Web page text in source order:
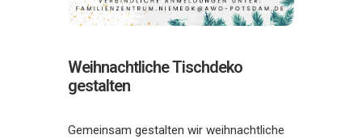
Weihnachtliche Tischdeko
gestalten
Gemeinsam gestalten wir weihnachtliche